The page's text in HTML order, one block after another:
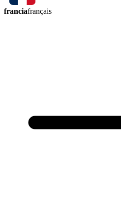
franciafrançais